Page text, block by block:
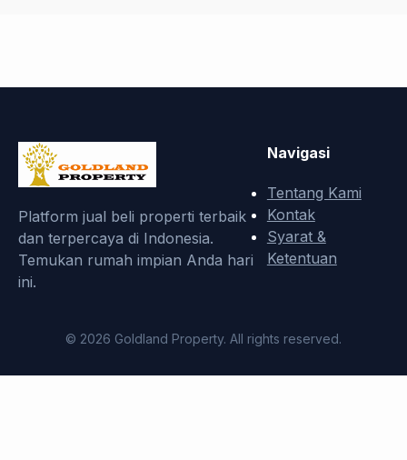
Platform jual beli properti terbaik
dan terpercaya di Indonesia.
Temukan rumah impian Anda hari
ini.
Navigasi
Tentang Kami
Kontak
Syarat &
Ketentuan
© 2026 Goldland Property. All rights reserved.